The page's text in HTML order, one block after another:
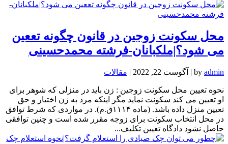
محل سکونت زوجین در قانون چگونه تععین
می شود؟|ملکبانان-فرشته محمدحسینی
by admin
| آگوست 22, 2022 | مقالات
نحوه تعیین محل سکونت زوجین : زن باید در منزلی که شوهر برای
او تعیین می کند سکونت نماید مگر اینکه مرد به زن اختیار و حق
تعیین منزل داده باشد. (ماده ۱۱۱۴ق.م). در مواردی که شرط توافق
در محل انتخاب سکونت برای زوجه مقرر شده است و چنین توافقی
حاصل نشود دادگاه تعیین تکلیف...